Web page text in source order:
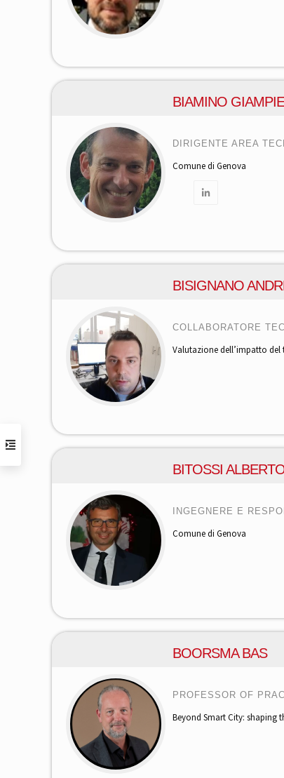
BIAMINO
DIRIGENTE AREA
Comune di Genova
BISIGNANO
COLLABORATORE
Valutazione dell’impatto del
BITOSSI
INGEGNERE E
Comune di Genova
BOORSMA BAS
PROFESSOR OF
Beyond Smart City: shaping